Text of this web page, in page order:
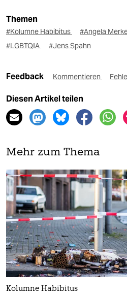
Themen
#Kolumne Habibitus #Angela
#LGBTQIA
#Jens Spahn
Feedback Kommentieren
Diesen Artikel teilen
Mehr zum Thema
Kolumne Habibitus